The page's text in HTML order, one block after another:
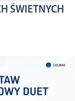
ŚWIETNYCH